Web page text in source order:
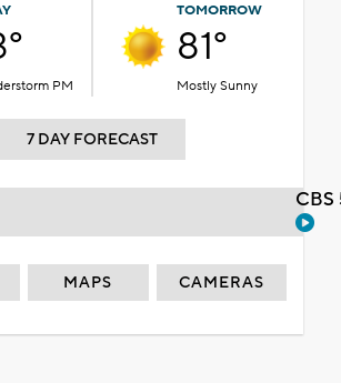
PM
TOMORROW
81°
Mostly Sunny
7 DAY FORECAST
MAPS CAMERAS